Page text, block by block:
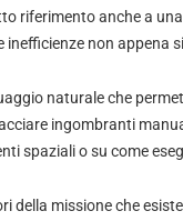
riferimento anche a
inefficienze non appena
naturale che
ingombranti
spaziali o su come
della missione che